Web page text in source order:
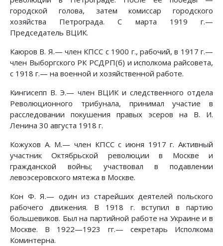
городской голова, затем комиссар городского
хозяйства Петрограда. С марта 1919 г.—
Председатель ВЦИК.
Каюров В. Я.— член КПСС с 1900 г., рабочий, в 1917 г.—
член Выборгского РК РСДРП(б) и исполкома райсовета,
с 1918 г.— на военной и хозяйственной работе.
Кингисепп В. Э.— член ВЦИК и следственного отдела
Революционного трибунала, принимал участие в
расследовании покушения правых эсеров на В. И.
Ленина 30 августа 1918 г.
Кожухов А. М.— член КПСС с июня 1917 г. Активный
участник Октябрьской революции в Москве и
гражданской войны; участвовал в подавлении
левоэсеровского мятежа в Москве.
Кон Ф. Я.— один из старейших деятелей польского
рабочего движения. В 1918 г. вступил в партию
большевиков. Был на партийной работе на Украине и в
Москве. В 1922—1923 гг.— секретарь Исполкома
Коминтерна.